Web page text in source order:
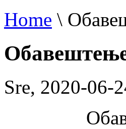
Home \
Sre, 2020-06-